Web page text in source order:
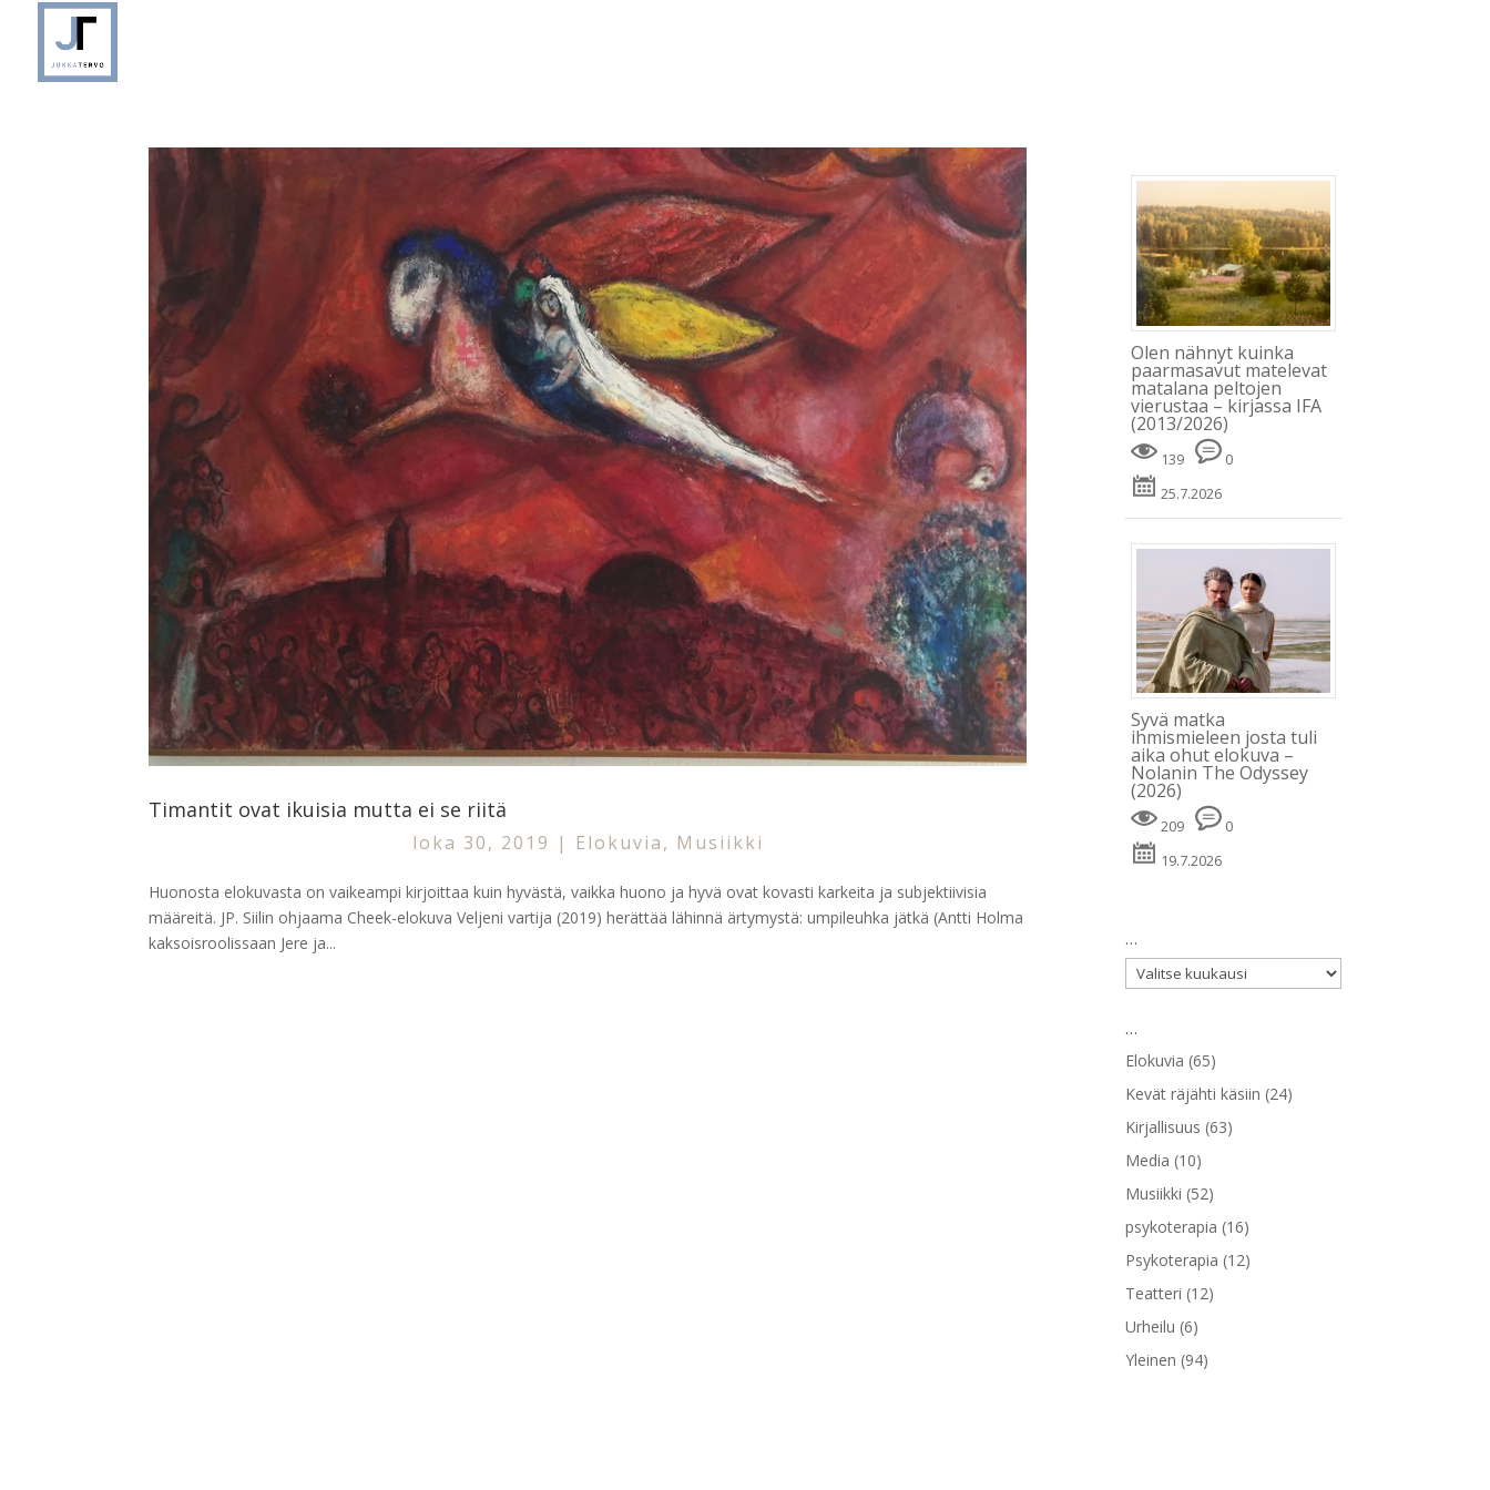
Timantit ovat ikuisia mutta ei se riitä
loka 30, 2019 | Elokuvia, Musiikki
Huonosta elokuvasta on vaikeampi kirjoittaa kuin hyvästä, vaikka huono ja hyvä ovat kovasti karkeita ja subjektiivisia
määreitä. JP. Siilin ohjaama Cheek-elokuva Veljeni vartija (2019) herättää lähinnä ärtymystä: umpileuhka jätkä (Antti Holma
kaksoisroolissaan Jere ja...
Olen nähnyt kuinka
paarmasavut matelevat
matalana peltojen
vierustaa – kirjassa IFA
(2013/2026)
139
0
25.7.2026
Syvä matka
ihmismieleen josta tuli
aika ohut elokuva –
Nolanin The Odyssey
(2026)
209
0
19.7.2026
…
…
…
Elokuvia (65)
Kevät räjähti käsiin (24)
Kirjallisuus (63)
Media (10)
Musiikki (52)
psykoterapia (16)
Psykoterapia (12)
Teatteri (12)
Urheilu (6)
Yleinen (94)